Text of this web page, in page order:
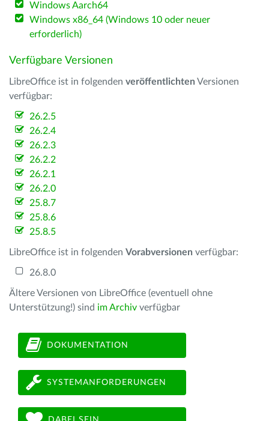
Windows Aarch64
Windows x86_64 (Windows 10 oder neuer
erforderlich)
Verfügbare Versionen
LibreOffice ist in folgenden veröffentlichten Versionen
verfügbar:
26.2.5
26.2.4
26.2.3
26.2.2
26.2.1
26.2.0
25.8.7
25.8.6
25.8.5
LibreOffice ist in folgenden Vorabversionen verfügbar:
26.8.0
Ältere Versionen von LibreOffice (eventuell ohne
Unterstützung!) sind im Archiv verfügbar
DOKUMENTATION
SYSTEMANFORDERUNGEN